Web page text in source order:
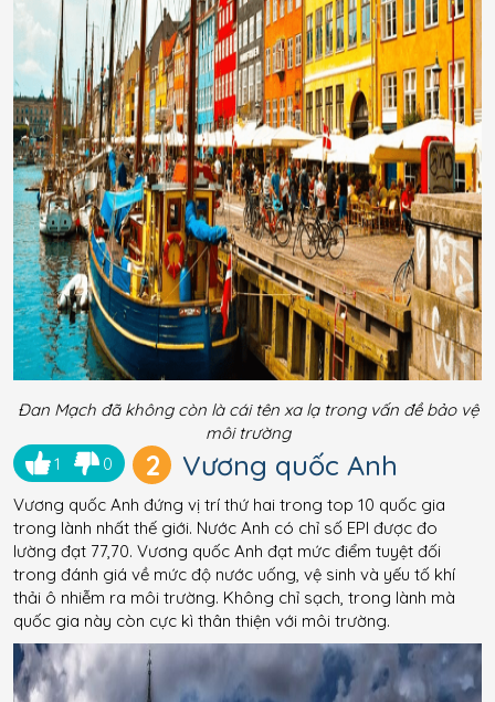
Đan Mạch đã không còn là cái tên xa lạ trong vấn đề bảo vệ
môi trường
1
0 2 Vương quốc Anh
Vương quốc Anh đứng vị trí thứ hai trong top 10 quốc gia
trong lành nhất thế giới. Nước Anh có chỉ số EPI được đo
lường đạt 77,70. Vương quốc Anh đạt mức điểm tuyệt đối
trong đánh giá về mức độ nước uống, vệ sinh và yếu tố khí
thải ô nhiễm ra môi trường. Không chỉ sạch, trong lành mà
quốc gia này còn cực kì thân thiện với môi trường.